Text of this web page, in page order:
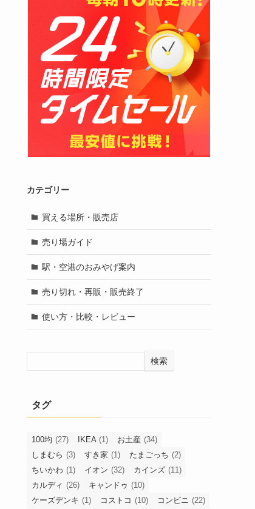
カテゴリー
買える場所・販売店
売り場ガイド
駅・空港のおみやげ案内
売り切れ・再販・販売終了
使い方・比較・レビュー
検索
タグ
100均 (27) IKEA (1) お土産 (34)
しまむら (3) すき家 (1) たまごっち (2)
ちいかわ (1) イオン (32) カインズ (11)
カルディ (26) キャンドゥ (10)
ケーズデンキ (1) コストコ (10) コンビニ (22)